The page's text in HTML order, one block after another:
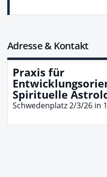
Adresse & Kontakt
Praxis für
Spirituelle
Schwedenplatz 2/3/26 in